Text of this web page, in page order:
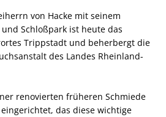
von Hacke mit seinem
Schloßpark ist heute das
Trippstadt und beherbergt die
des Landes Rheinland-
renovierten früheren Schmiede
das diese wichtige